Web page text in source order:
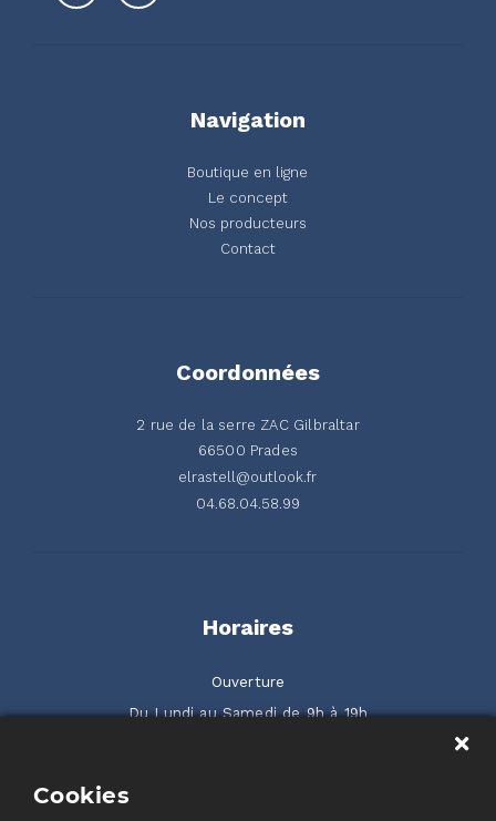
Navigation
Boutique en ligne
Le concept
Nos producteurs
Contact
Coordonnées
2 rue de la serre ZAC Gilbraltar
66500 Prades
elrastell@outlook.fr
04.68.04.58.99
Horaires
Ouverture
Du Lundi au Samedi de 9h à 19h
Cookies